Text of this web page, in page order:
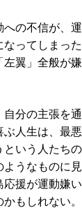
の不信が、
ってしまっ
左翼」全般が
自分の主張を
人生は、最悪
いう人たち
うなものに
応援が運動嫌
かもしれない